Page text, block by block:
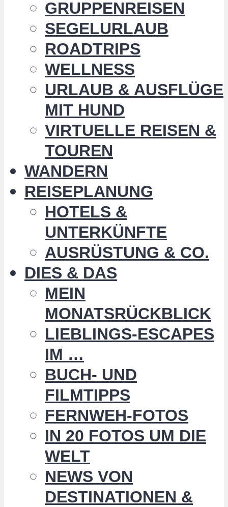
GRUPPENREISEN
SEGELURLAUB
ROADTRIPS
WELLNESS
URLAUB & AUSFLÜGE
MIT HUND
VIRTUELLE REISEN &
TOUREN
WANDERN
REISEPLANUNG
HOTELS &
UNTERKÜNFTE
AUSRÜSTUNG & CO.
DIES & DAS
MEIN
MONATSRÜCKBLICK
LIEBLINGS-ESCAPES
IM …
BUCH- UND
FILMTIPPS
FERNWEH-FOTOS
IN 20 FOTOS UM DIE
WELT
NEWS VON
DESTINATIONEN &